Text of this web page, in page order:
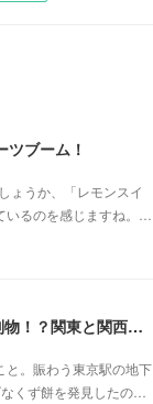
ブーム！
ょうか、「レモンスイ
るのを感じますね。…
同じ『くず餅』なのに別物！？関東と関西の意外な違い
と。賑わう東京駅の地下
くず餅を発見したの…